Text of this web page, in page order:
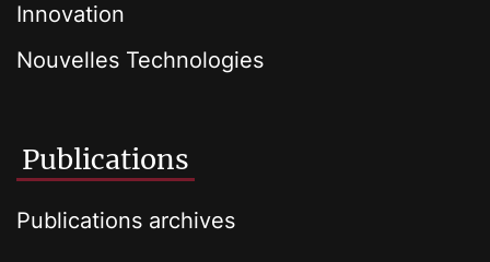
Innovation
Nouvelles Technologies
Publications
Publications archives